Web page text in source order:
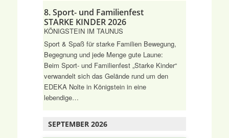
8. Sport- und Familienfest
STARKE KINDER 2026
KÖNIGSTEIN IM TAUNUS
Sport & Spaß für starke Familien Bewegung,
Begegnung und jede Menge gute Laune:
Beim Sport- und Familienfest „Starke Kinder“
verwandelt sich das Gelände rund um den
EDEKA Nolte in Königstein in eine
lebendige…
SEPTEMBER 2026